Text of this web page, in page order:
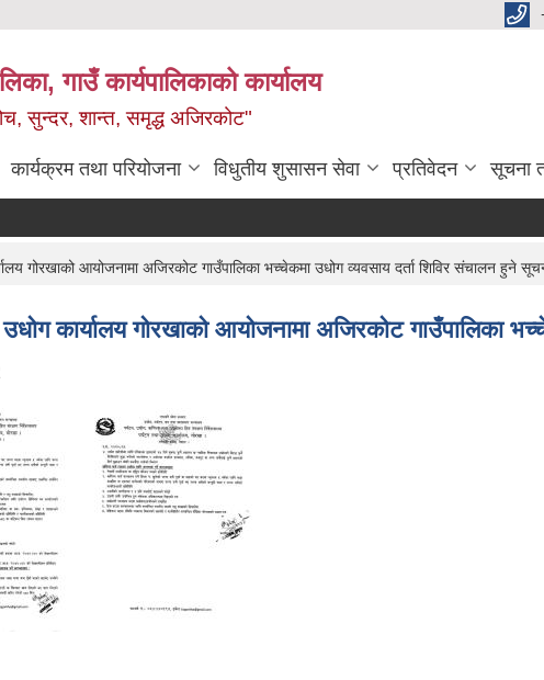
गाउँ कार्यपालिकाको कार्यालय
सुन्दर, शान्त, समृद्ध अजिरकोट"
कार्यक्रम तथा परियोजना विधुतीय शुसासन सेवा प्रतिवेदन सूचना
गोरखाको आयोजनामा अजिरकोट गाउँपालिका भच्चेकमा उधोग व्यवसाय दर्ता शिविर संचालन हुने
कार्यालय गोरखाको आयोजनामा अजिरकोट गाउँपालिका